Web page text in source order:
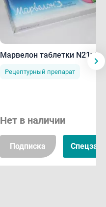
Марвелон таблетки N21х3
Рецептурный препарат
Нет в наличии
Подписка